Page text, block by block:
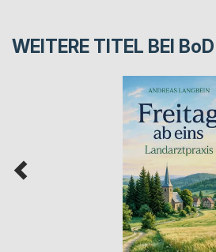
WEITERE TITEL BEI BoD